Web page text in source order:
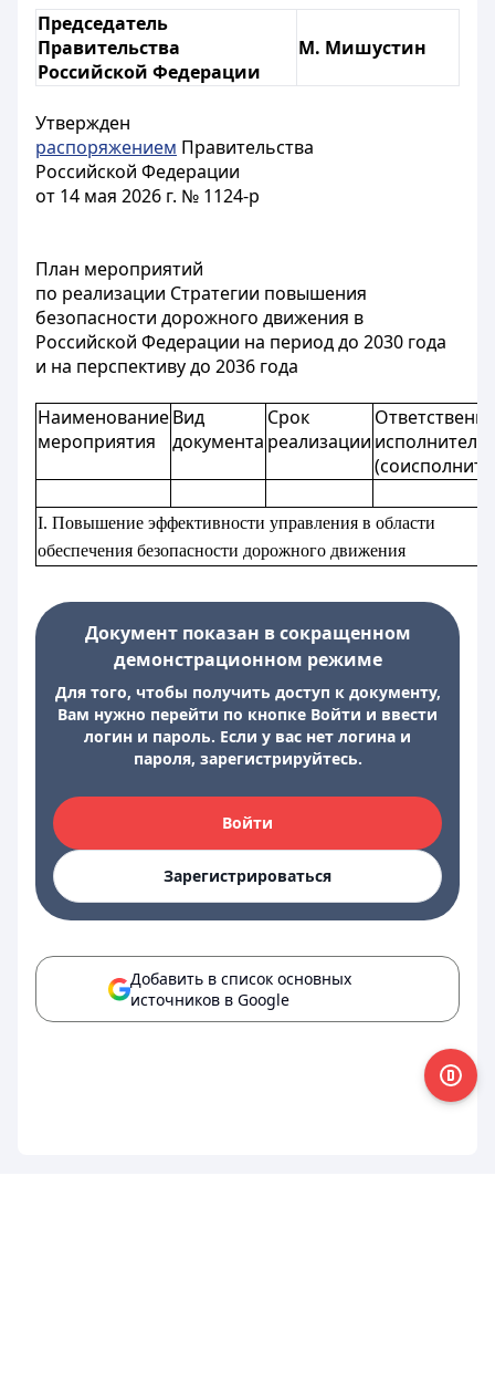
Председатель
Правительства
Российской Федерации
М. Мишустин
Утвержден
распоряжением Правительства
Российской Федерации
от 14 мая 2026 г. № 1124-р
План мероприятий
по реализации Стратегии повышения
безопасности дорожного движения в
Российской Федерации на период до 2030 года
и на перспективу до 2036 года
Наименование
мероприятия
Вид
документа
Срок
реализации исполнитель
I. Повышение эффективности управления в области
обеспечения безопасности дорожного движения
Документ показан в сокращенном
демонстрационном режиме
Для того, чтобы получить доступ к документу,
Вам нужно перейти по кнопке Войти и ввести
логин и пароль. Если у вас нет логина и
пароля, зарегистрируйтесь.
Войти
Зарегистрироваться
Добавить в список основных
источников в Google